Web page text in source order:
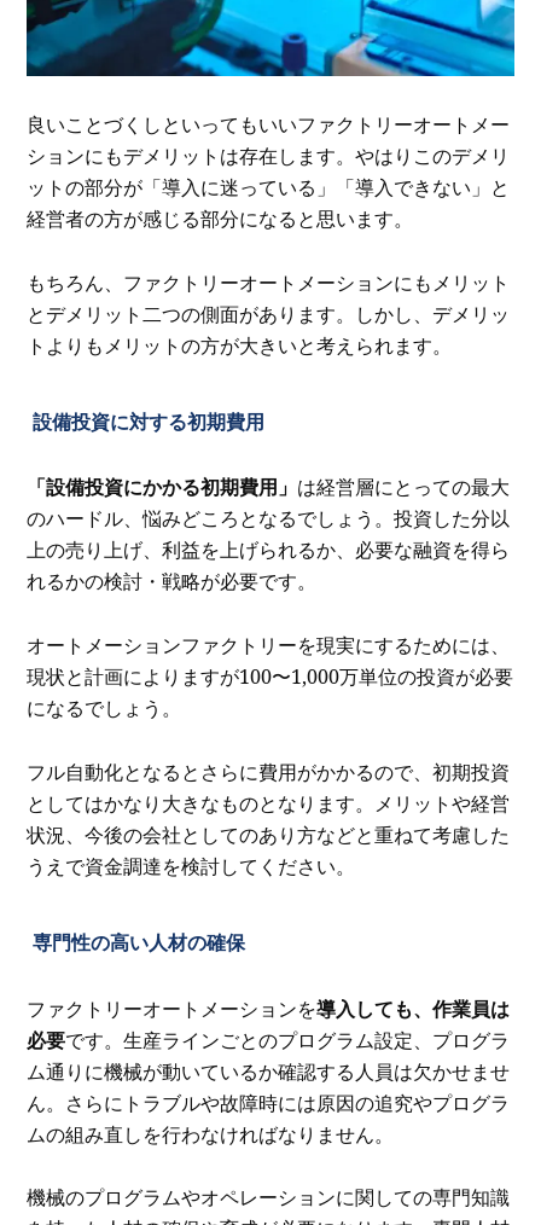
良いことづくしといってもいいファクトリーオートメー
ションにもデメリットは存在します。やはりこのデメリ
ットの部分が「導入に迷っている」「導入できない」と
経営者の方が感じる部分になると思います。
もちろん、ファクトリーオートメーションにもメリット
とデメリット二つの側面があります。しかし、デメリッ
トよりもメリットの方が大きいと考えられます。
設備投資に対する初期費用
「設備投資にかかる初期費用」 は経営層にとっての最大
のハードル、悩みどころとなるでしょう。投資した分以
上の売り上げ、利益を上げられるか、必要な融資を得ら
れるかの検討・戦略が必要です。
オートメーションファクトリーを現実にするためには、
現状と計画によりますが100〜1,000万単位の投資が必要
になるでしょう。
フル自動化となるとさらに費用がかかるので、初期投資
としてはかなり大きなものとなります。メリットや経営
状況、今後の会社としてのあり方などと重ねて考慮した
うえで資金調達を検討してください。
専門性の高い人材の確保
ファクトリーオートメーションを導入しても、作業員は
必要です。生産ラインごとのプログラム設定、プログラ
ム通りに機械が動いているか確認する人員は欠かせませ
ん。さらにトラブルや故障時には原因の追究やプログラ
ムの組み直しを行わなければなりません。
機械のプログラムやオペレーションに関しての専門知識